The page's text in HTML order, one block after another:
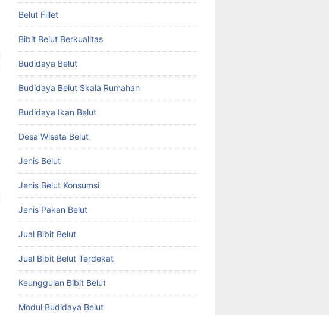
Belut Fillet
Bibit Belut Berkualitas
Budidaya Belut
Budidaya Belut Skala Rumahan
Budidaya Ikan Belut
Desa Wisata Belut
Jenis Belut
Jenis Belut Konsumsi
Jenis Pakan Belut
Jual Bibit Belut
Jual Bibit Belut Terdekat
Keunggulan Bibit Belut
Modul Budidaya Belut